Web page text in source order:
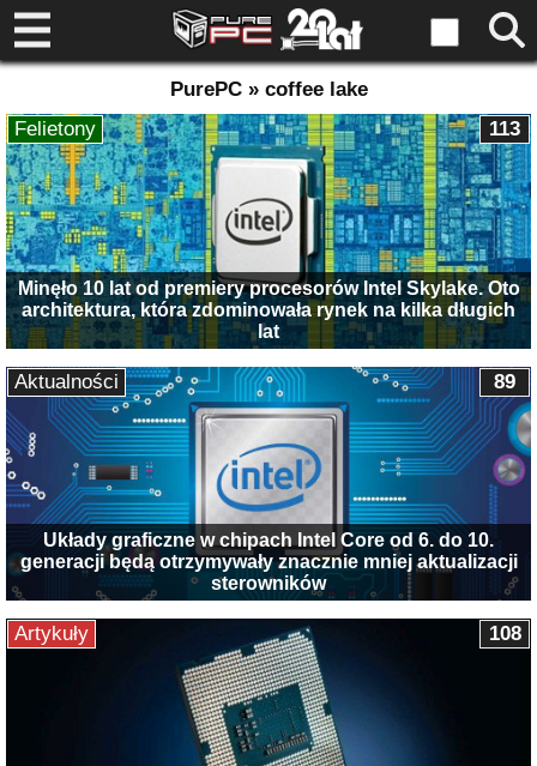
PurePC » coffee lake
Minęło 10 lat od premiery procesorów Intel Skylake. Oto
architektura, która zdominowała rynek na kilka długich
lat
113
Felietony
Układy graficzne w chipach Intel Core od 6. do 10.
generacji będą otrzymywały znacznie mniej aktualizacji
sterowników
89
Aktualności
108
Artykuły